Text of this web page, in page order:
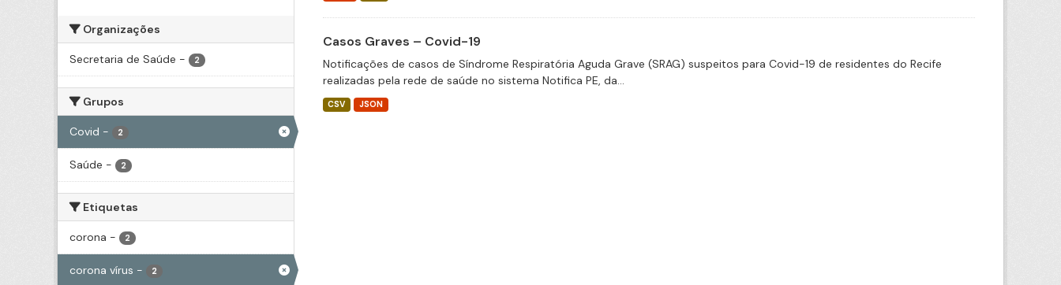
Organizações
Secretaria de Saúde - 2
Grupos
Covid - 2
Saúde - 2
Etiquetas
corona - 2
corona vírus - 2
Casos Graves – Covid-19
Notificações de casos de Síndrome Respiratória Aguda Grave (SRAG) suspeitos para Covid-19 de residentes do Recife
realizadas pela rede de saúde no sistema Notifica PE, da...
CSV JSON